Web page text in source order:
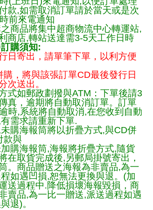
款,如需取消訂單請於當天或是次
前來電通知
商品將集中超商物流中心轉運站,
商店,轉站送達需3-5天工作日時
訂購須知:
日寄出，請單筆下單，以利方便
，將與該張訂單CD最後發行日
次送出。
式如郵政劃撥與ATM：下單後請3
真，逾期將自動取消訂單。訂單
時,系統將自動取消,在您收到自動
需求請重新下單.
購海報筒將以折疊方式,與CD併
款與
購海報筒,海報將折疊方式,隨貨
在取貨完成後,另郵局掛號寄出，
。商品贈送之海報為非賣品,為一
如遇凹損,恕無法更換與退。(加
送過程中.降低損壞海報毀損，商
賣品,為一比一贈送,派送過程如遇
退)。